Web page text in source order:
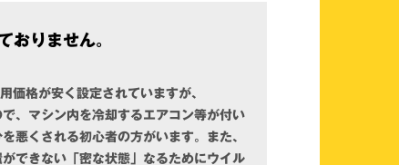
おりません。
価格が安く設定されていますが、
、マシン内を冷却するエアコン等が付い
悪くされる初心者の方がいます。また、
できない「密な状態」なるためにウイル